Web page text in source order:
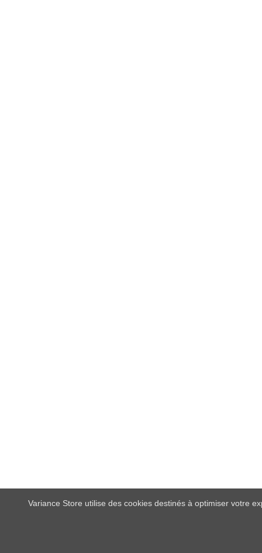
Variance Store utilise des cookies destinés à optimiser votre